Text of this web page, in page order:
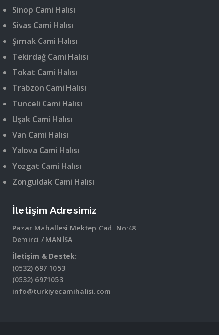
Sinop Cami Halısı
Sivas Cami Halısı
Şırnak Cami Halısı
Tekirdağ Cami Halısı
Tokat Cami Halısı
Trabzon Cami Halısı
Tunceli Cami Halısı
Uşak Cami Halısı
Van Cami Halısı
Yalova Cami Halısı
Yozgat Cami Halısı
Zonguldak Cami Halısı
İletişim Adresimiz
Pazar Mahallesi Mektep Cad. No:48
Demirci / MANİSA
İletişim & Destek:
(0532) 697 1053
(0532) 6971053
info@turkiyecamihalisi.com